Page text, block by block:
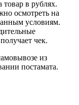
товар в рублях.
осмотреть на
условиям.
чек.
из
постамата.